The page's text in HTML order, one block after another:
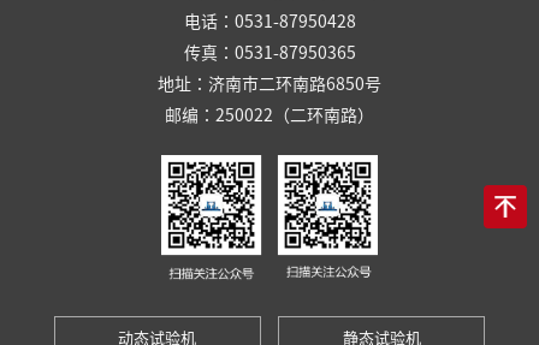
电话：0531-87950428
传真：0531-87950365
地址：济南市二环南路6850号
邮编：250022（二环南路）
动态试验机 静态试验机